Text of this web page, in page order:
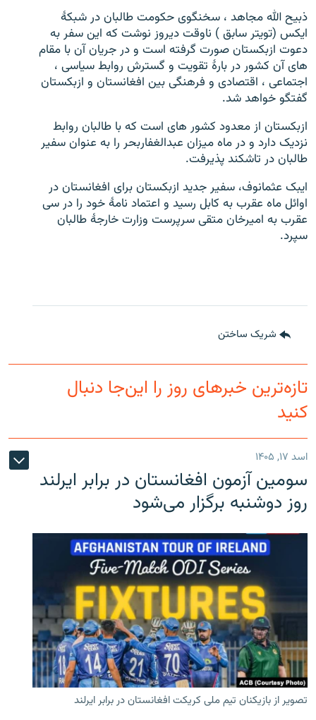
همۀ سایت‌های رادیو آزادی/ رادیو اروپای آزاد
ذبیح الله مجاهد ، سخنگوی حکومت طالبان در شبکۀ
ایکس (تویتر سابق ) ناوقت دیروز نوشت که این سفر به
دعوت ازبکستان صورت گرفته است و در جریان آن با مقام
های آن کشور در بارۀ تقویت و گسترش روابط سیاسی ،
اجتماعی ، اقتصادی و فرهنگی بین افغانستان و ازبکستان
گفتگو خواهد شد.
ازبکستان از معدود کشور های است که با طالبان روابط
نزدیک دارد و در ماه میزان عبدالغفاربحر را به عنوان سفیر
طالبان در تاشکند پذیرفت.
ایبک عثمانوف، سفیر جدید ازبکستان برای افغانستان در
اوائل ماه عقرب به کابل رسید و اعتماد نامۀ خود را در سی
عقرب به امیرخان متقی سرپرست وزارت خارجۀ طالبان
سپرد.
شریک ساختن
تازه‌ترین خبرهای روز را این‌جا دنبال
کنید
اسد ۱۷, ۱۴۰۵
سومین آزمون افغانستان در برابر ایرلند
روز دوشنبه برگزار می‌شود
تصویر از بازیکنان تیم ملی کریکت افغانستان در برابر ایرلند